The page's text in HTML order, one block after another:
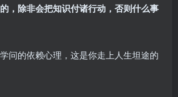
，除非会把知识付诸行动，否则什么事
问的依赖心理，这是你走上人生坦途的